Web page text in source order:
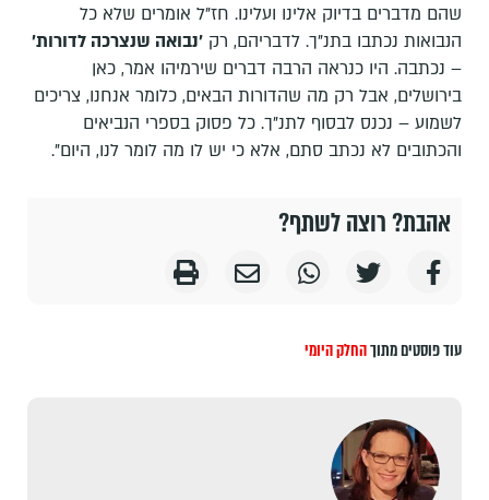
שהם מדברים בדיוק אלינו ועלינו. חז"ל אומרים שלא כל
הנבואות נכתבו בתנ"ך. לדבריהם, רק 'נבואה שנצרכה לדורות'
– נכתבה. היו כנראה הרבה דברים שירמיהו אמר, כאן
בירושלים, אבל רק מה שהדורות הבאים, כלומר אנחנו, צריכים
לשמוע – נכנס לבסוף לתנ"ך. כל פסוק בספרי הנביאים
והכתובים לא נכתב סתם, אלא כי יש לו מה לומר לנו, היום".
אהבת? רוצה לשתף?
עוד פוסטים מתוךהחלק היומי